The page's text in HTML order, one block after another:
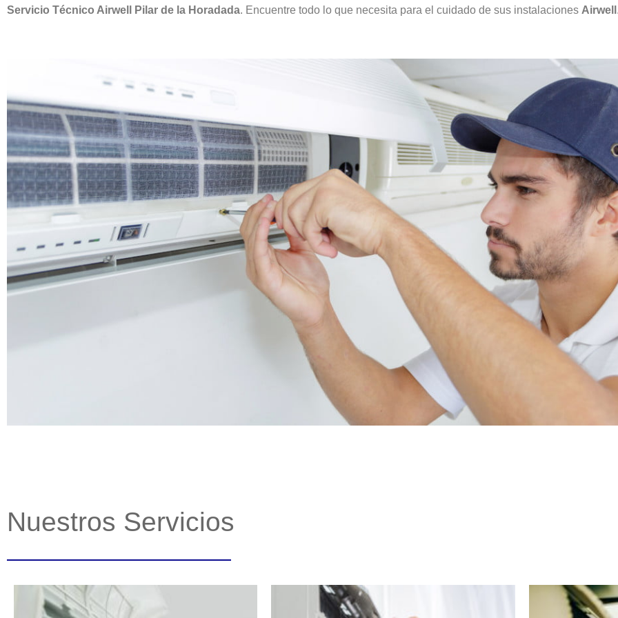
Servicio Técnico Airwell Pilar de la Horadada. Encuentre todo lo que necesita para el cuidado de sus instalaciones Airwell
Nuestros Servicios